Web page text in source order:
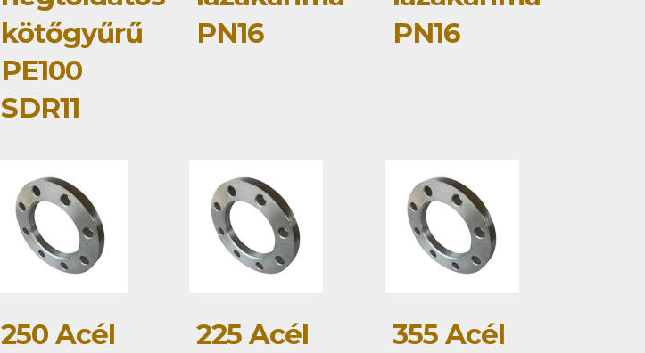
kötőgyűrű
PE100
SDR11
PN16
PN16
250 Acél
225 Acél
355 Acél